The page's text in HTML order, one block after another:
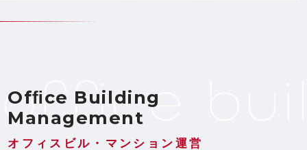
Ofﬁce Building
Management
オフィスビル・マンション運営